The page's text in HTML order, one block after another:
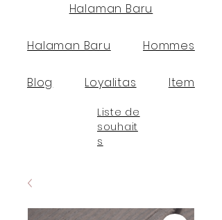
Halaman Baru
Halaman Baru Hommes
Blog Loyalitas Item
Liste de
souhait
s